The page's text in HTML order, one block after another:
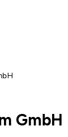
GmbH